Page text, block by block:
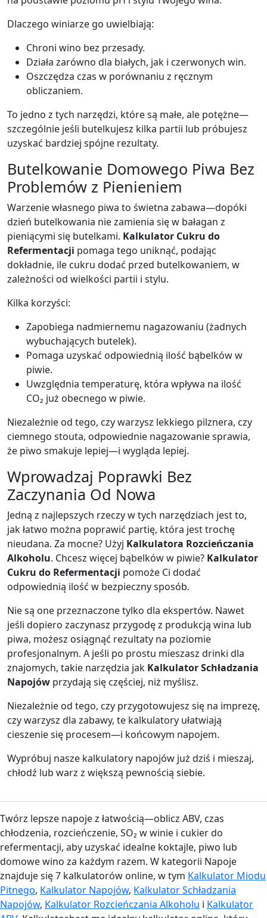
Dlaczego winiarze go uwielbiają:
Chroni wino bez przesady.
Działa zarówno dla białych, jak i czerwonych win.
Oszczędza czas w porównaniu z ręcznym
obliczaniem.
To jedno z tych narzędzi, które są małe, ale potężne—
szczególnie jeśli butelkujesz kilka partii lub próbujesz
uzyskać bardziej spójne rezultaty.
Butelkowanie Domowego Piwa Bez
Problemów z Pienieniem
Warzenie własnego piwa to świetna zabawa—dopóki
dzień butelkowania nie zamienia się w bałagan z
pieniącymi się butelkami. Kalkulator Cukru do
Refermentacji pomaga tego uniknąć, podając
dokładnie, ile cukru dodać przed butelkowaniem, w
zależności od wielkości partii i stylu.
Kilka korzyści:
Zapobiega nadmiernemu nagazowaniu (żadnych
wybuchających butelek).
Pomaga uzyskać odpowiednią ilość bąbelków w
piwie.
Uwzględnia temperaturę, która wpływa na ilość
CO₂ już obecnego w piwie.
Niezależnie od tego, czy warzysz lekkiego pilznera, czy
ciemnego stouta, odpowiednie nagazowanie sprawia,
że piwo smakuje lepiej—i wygląda lepiej.
Wprowadzaj Poprawki Bez
Zaczynania Od Nowa
Jedną z najlepszych rzeczy w tych narzędziach jest to,
jak łatwo można poprawić partię, która jest trochę
nieudana. Za mocne? Użyj Kalkulatora Rozcieńczania
Alkoholu. Chcesz więcej bąbelków w piwie? Kalkulator
Cukru do Refermentacji pomoże Ci dodać
odpowiednią ilość w bezpieczny sposób.
Nie są one przeznaczone tylko dla ekspertów. Nawet
jeśli dopiero zaczynasz przygodę z produkcją wina lub
piwa, możesz osiągnąć rezultaty na poziomie
profesjonalnym. A jeśli po prostu mieszasz drinki dla
znajomych, takie narzędzia jak Kalkulator Schładzania
Napojów przydają się częściej, niż myślisz.
Niezależnie od tego, czy przygotowujesz się na imprezę,
czy warzysz dla zabawy, te kalkulatory ułatwiają
cieszenie się procesem—i końcowym napojem.
Wypróbuj nasze kalkulatory napojów już dziś i mieszaj,
chłodź lub warz z większą pewnością siebie.
Twórz lepsze napoje z łatwością—oblicz ABV, czas
chłodzenia, rozcieńczenie, SO₂ w winie i cukier do
refermentacji, aby uzyskać idealne koktajle, piwo lub
domowe wino za każdym razem. W kategorii Napoje
znajduje się 7 kalkulatorów online, w tym Kalkulator Miodu
Pitnego, Kalkulator Napojów, Kalkulator Schładzania
Napojów, Kalkulator Rozcieńczania Alkoholu i Kalkulator